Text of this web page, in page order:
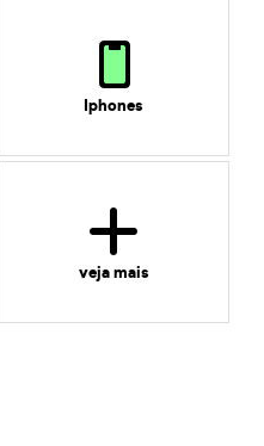
Iphones
veja mais